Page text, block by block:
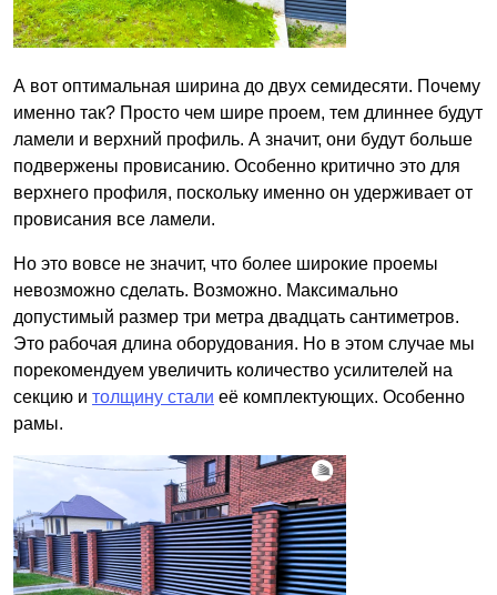
А вот оптимальная ширина до двух семидесяти. Почему
именно так? Просто чем шире проем, тем длиннее будут
ламели и верхний профиль. А значит, они будут больше
подвержены провисанию. Особенно критично это для
верхнего профиля, поскольку именно он удерживает от
провисания все ламели.
Но это вовсе не значит, что более широкие проемы
невозможно сделать. Возможно. Максимально
допустимый размер три метра двадцать сантиметров.
Это рабочая длина оборудования. Но в этом случае мы
порекомендуем увеличить количество усилителей на
секцию и толщину стали её комплектующих. Особенно
рамы.